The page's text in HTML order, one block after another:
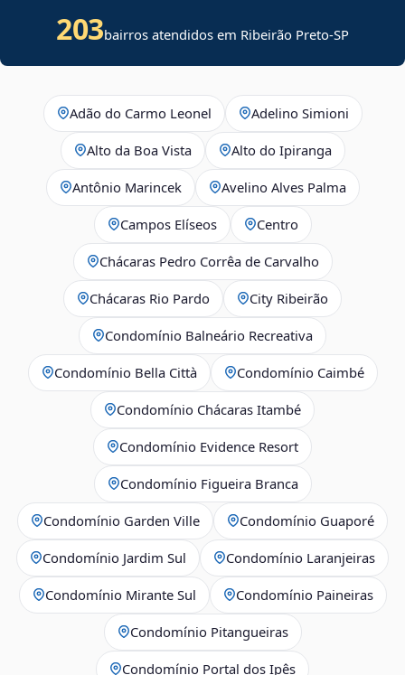
203bairros atendidos em Ribeirão Preto-SP
Adão do Carmo Leonel Adelino Simioni
Alto da Boa Vista Alto do Ipiranga
Antônio Marincek Avelino Alves Palma
Campos Elíseos Centro
Chácaras Pedro Corrêa de Carvalho
Chácaras Rio Pardo City Ribeirão
Condomínio Balneário Recreativa
Condomínio Bella Città Condomínio Caimbé
Condomínio Chácaras Itambé
Condomínio Evidence Resort
Condomínio Figueira Branca
Condomínio Garden Ville Condomínio Guaporé
Condomínio Jardim Sul Condomínio Laranjeiras
Condomínio Mirante Sul Condomínio Paineiras
Condomínio Pitangueiras
Condomínio Portal dos Ipês